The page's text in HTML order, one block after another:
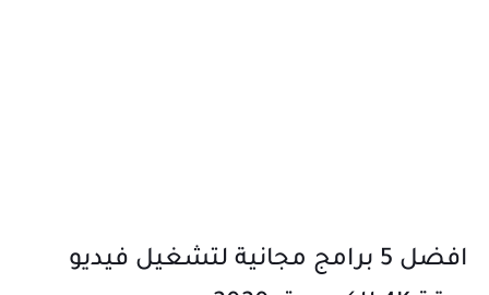
افضل 5 برامج مجانية لتشغيل فيديو